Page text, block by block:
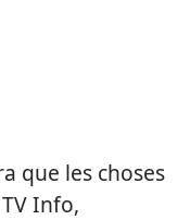
que les choses
Info,